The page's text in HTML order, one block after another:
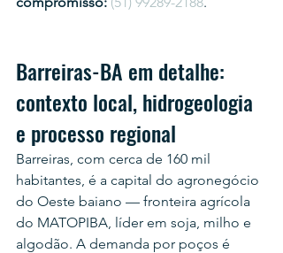
Barreiras-BA em detalhe:
contexto local, hidrogeologia
e processo regional
Barreiras, com cerca de 160 mil
habitantes, é a capital do agronegócio
do Oeste baiano — fronteira agrícola
do MATOPIBA, líder em soja, milho e
algodão. A demanda por poços é